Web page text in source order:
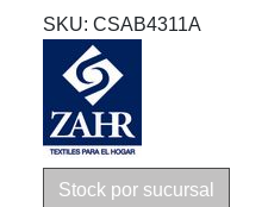
SKU: CSAB4311A
Stock por sucursal